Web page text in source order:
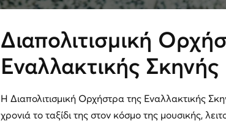
Διαπολιτισμική
Εναλλακτικής
Η Διαπολιτισμική Ορχήστρα της Εναλλακτικής
χρονιά το ταξίδι της στον κόσμο της μουσικής,